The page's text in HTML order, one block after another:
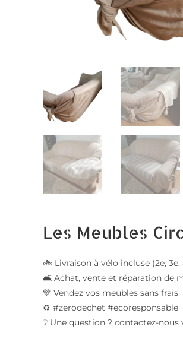
Les Meubles
🚲 Livraison à vélo incluse (2e,
🛋️ Achat, vente et réparation de
💚 Vendez vos meubles sans frais
♻️ #zerodechet #ecoresponsable
❔ Une question ? contactez-